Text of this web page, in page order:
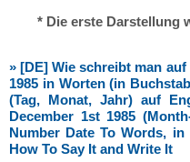
* Die erste Darstellung
» [DE] Wie schreibt man
1985 in Worten (in
(Tag, Monat, Jahr) auf
December 1st 1985
Number Date To Words,
How To Say It and Write It